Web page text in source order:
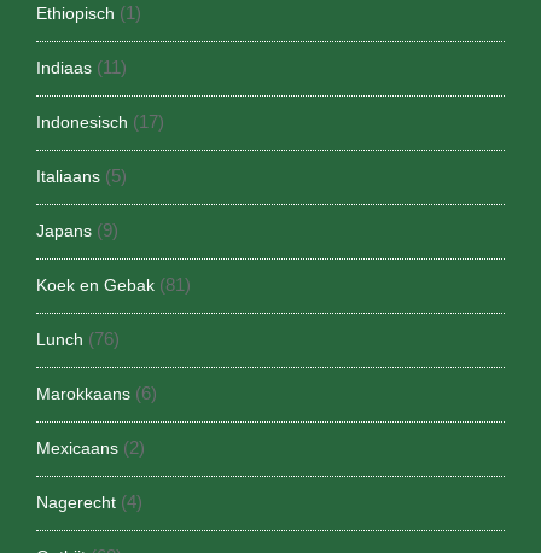
Ethiopisch (1)
Indiaas (11)
Indonesisch (17)
Italiaans (5)
Japans (9)
Koek en Gebak (81)
Lunch (76)
Marokkaans (6)
Mexicaans (2)
Nagerecht (4)